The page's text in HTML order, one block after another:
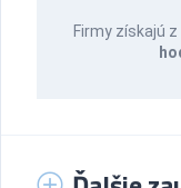
Firmy získajú